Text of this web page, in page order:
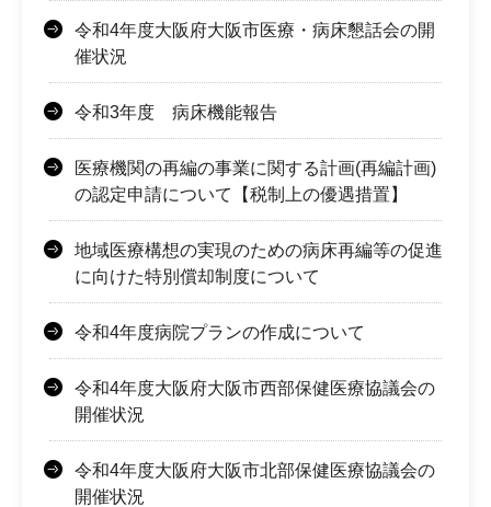
令和4年度大阪府大阪市医療・病床懇話会の開
催状況
令和3年度 病床機能報告
医療機関の再編の事業に関する計画(再編計画)
の認定申請について【税制上の優遇措置】
地域医療構想の実現のための病床再編等の促進
に向けた特別償却制度について
令和4年度病院プランの作成について
令和4年度大阪府大阪市西部保健医療協議会の
開催状況
令和4年度大阪府大阪市北部保健医療協議会の
開催状況